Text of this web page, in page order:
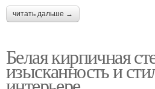
читать дальше →
Белая кирпичная
изысканность и